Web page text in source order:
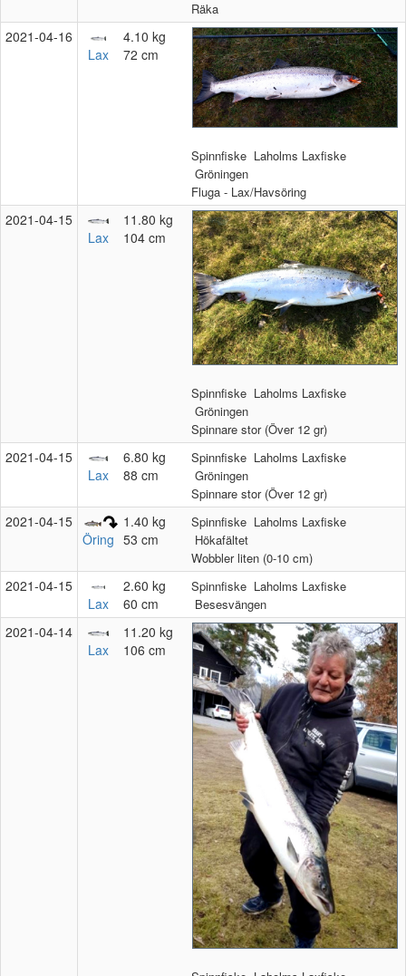
Räka
2021‑04‑16
Lax
4.10 kg
72 cm
Spinnfiske Laholms Laxfiske
Gröningen
Fluga - Lax/Havsöring
2021‑04‑15
Lax
11.80 kg
104 cm
Spinnfiske Laholms Laxfiske
Gröningen
Spinnare stor (Över 12 gr)
2021‑04‑15
Lax
6.80 kg
88 cm
Spinnfiske Laholms Laxfiske
Gröningen
Spinnare stor (Över 12 gr)
2021‑04‑15
Öring
1.40 kg
53 cm
Spinnfiske Laholms Laxfiske
Hökafältet
Wobbler liten (0-10 cm)
2021‑04‑15
Lax
2.60 kg
60 cm
Spinnfiske Laholms Laxfiske
Besesvängen
2021‑04‑14
Lax
11.20 kg
106 cm